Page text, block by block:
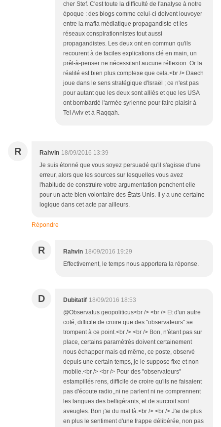
cher Stef. C'est toute la difficulté de l'analyse à notre
époque : des blogs comme celui-ci doivent louvoyer
entre la mafia médiatique propagandiste et les
réseaux conspirationnistes tout aussi
propagandistes. Les deux ont en commun qu'ils
recourent à de faciles explications clé en main, un
prêt-à-penser ne nécessitant aucune réflexion. Or la
réalité est bien plus complexe que cela.<br /> Daech
joue dans le sens stratégique d'Israël ; ce n'est pas
pour autant que les deux sont alliés et que les USA
ont bombardé l'armée syrienne pour faire plaisir à
Tel Aviv et à Raqqah.
R Rahvin 18/09/2016 13:39
Je suis étonné que vous soyez persuadé qu'il s'agisse d'une
erreur, alors que les sources sur lesquelles vous avez
l'habitude de construire votre argumentation penchent elle
pour un acte bien volontaire des États Unis. Il y a une certaine
logique dans cet acte par ailleurs.
Répondre
R Rahvin 18/09/2016 19:29
Effectivement, le temps nous apportera la réponse.
D Dubitatif 18/09/2016 18:53
@Observatus geopoliticus<br /> <br /> Et d'un autre
coté, difficile de croire que des ''observateurs'' se
trompent à ce point.<br /> <br /> Bon, n'étant pas sur
place, certains paramétrés doivent certainement
nous échapper mais qd même, ce poste, observé
depuis une certain temps, je le suppose fixe et non
mobile.<br /> <br /> Pour des ''observateurs''
estampillés rens, difficile de croire qu'ils ne faisaient
pas d'écoute radio,,ni ne parlent ni ne comprennent
les langues des belligérants, et de surcroit sont
aveugles. Bon j'ai du mal là.<br /> <br /> J'ai de plus
en plus le sentiment d'une frappe délibérée, non pas